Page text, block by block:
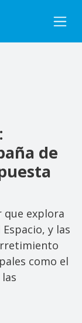
de
que explora
y las
como el